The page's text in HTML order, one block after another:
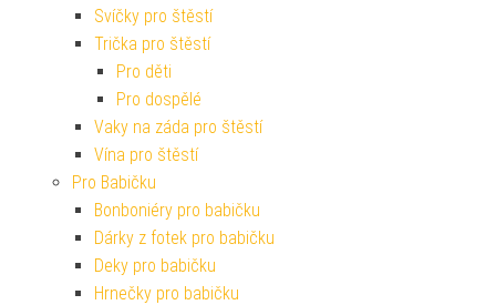
Svíčky pro štěstí
Trička pro štěstí
Pro děti
Pro dospělé
Vaky na záda pro štěstí
Vína pro štěstí
Pro Babičku
Bonboniéry pro babičku
Dárky z fotek pro babičku
Deky pro babičku
Hrnečky pro babičku